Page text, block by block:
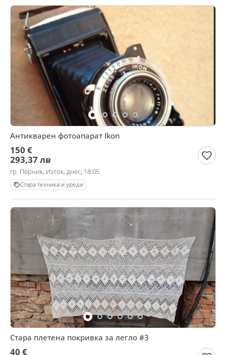
Антикварен фотоапарат Ikon
150 €
293,37 лв
гр. Перник, Изток, днес, 18:05
Стара техника и уреди
Стара плетена покривка за легло #3
40 €